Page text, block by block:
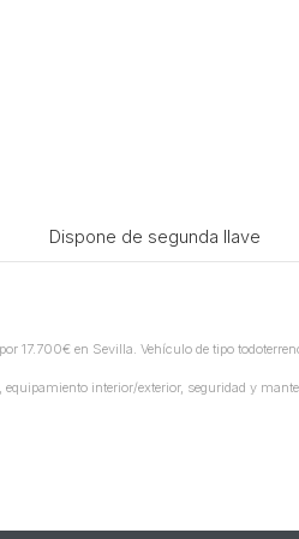
Dispone de segunda llave
17.700€ en Sevilla. Vehículo de tipo
interior/exterior, seguridad y